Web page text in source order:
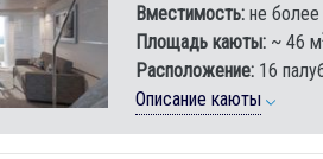
Вместимость:не более
Площадь каюты:~ 46 м
Расположение:16
Описание каюты